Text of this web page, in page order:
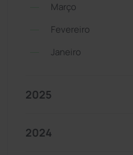
Março
Fevereiro
Janeiro
2025
2024